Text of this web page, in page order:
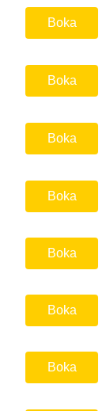
Boka
Boka
Boka
Boka
Boka
Boka
Boka